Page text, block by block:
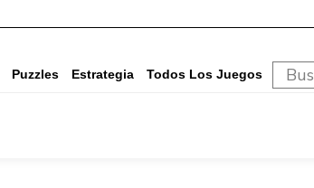
Puzzles Estrategia Todos Los Juegos